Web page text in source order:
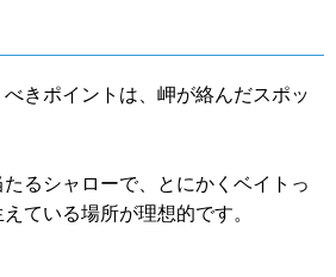
きポイントは、岬が絡んだスポッ
るシャローで、とにかくベイトっ
ている場所が理想的です。